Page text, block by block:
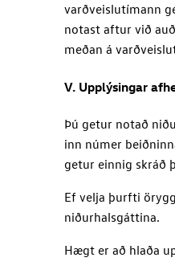
varðveislutímann
notast aftur við
meðan á
V. Upplýsingar
Þú getur notað
inn númer
getur einnig skráð
Ef velja þurfti
niðurhalsgáttina.
Hægt er að hlaða